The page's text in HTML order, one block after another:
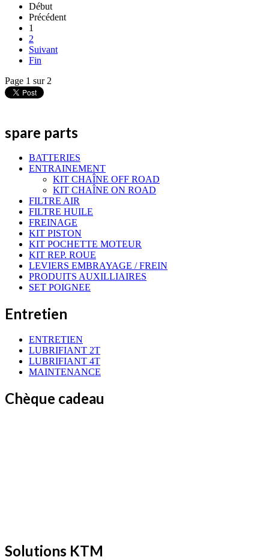
Début
Précédent
1
2
Suivant
Fin
Page 1 sur 2
spare parts
BATTERIES
ENTRAINEMENT
KIT CHAÎNE OFF ROAD
KIT CHAÎNE ON ROAD
FILTRE AIR
FILTRE HUILE
FREINAGE
KIT PISTON
KIT POCHETTE MOTEUR
KIT REP. ROUE
LEVIERS EMBRAYAGE / FREIN
PRODUITS AUXILLIAIRES
SET POIGNEE
Entretien
ENTRETIEN
LUBRIFIANT 2T
LUBRIFIANT 4T
MAINTENANCE
Chèque cadeau
Solutions KTM